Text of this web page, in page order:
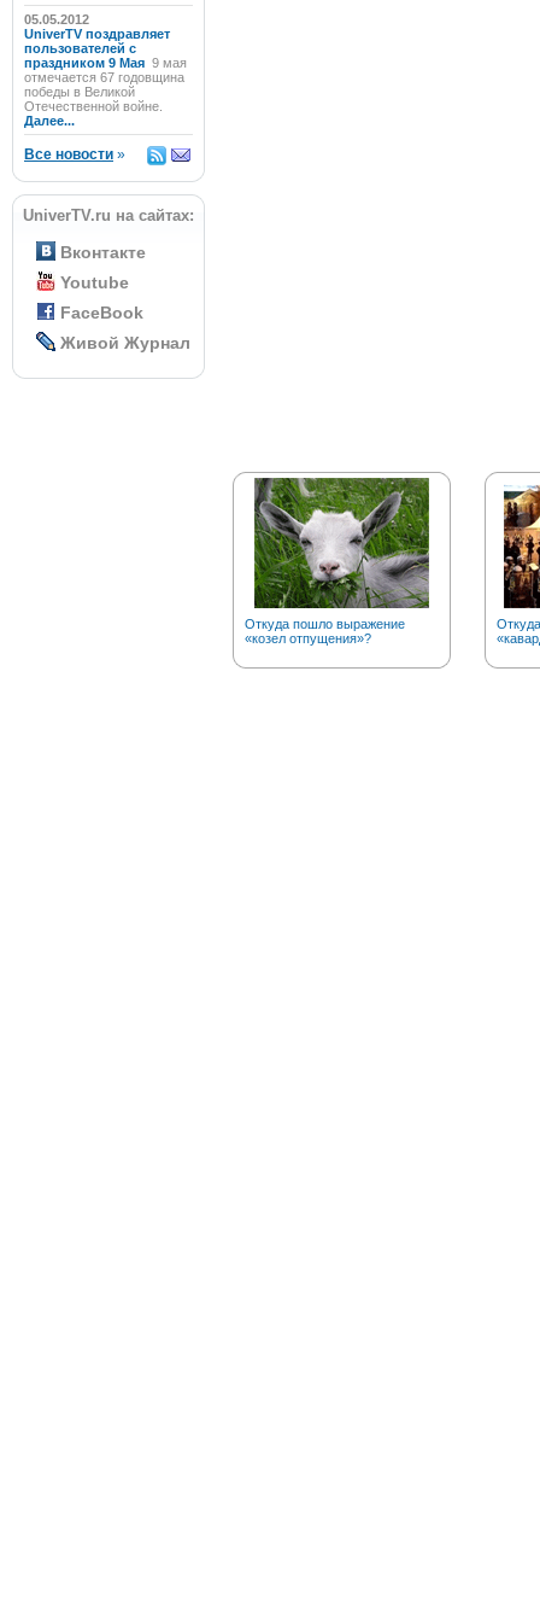
05.05.2012
UniverTV поздравляет
пользователей с
праздником 9 Мая 9 мая
отмечается 67 годовщина
победы в Великой
Отечественной войне.
Далее...
Все новости »
UniverTV.ru на сайтах:
Вконтакте
Youtube
FaceBook
Живой Журнал
Откуда пошло выражение
«козел отпущения»?